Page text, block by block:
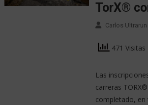
TorX®
Carlos Ultrarun
471 Visitas
Las
carreras
completado,